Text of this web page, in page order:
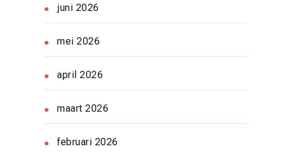
juni 2026
mei 2026
april 2026
maart 2026
februari 2026